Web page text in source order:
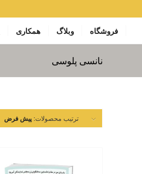
فروشگاه وبلاگ همکاری
نانسی پلوسی
ترتیب محصولات: پیش فرض